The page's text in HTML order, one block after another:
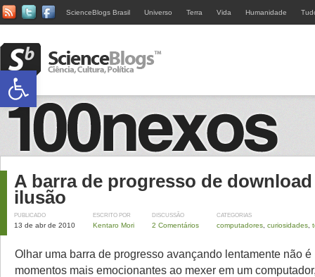
ScienceBlogs Brasil Universo Terra Vida Humanidade
A barra de progresso de download
ilusão
PUBLICADO
13 de abr de 2010
ESCRITO POR
Kentaro Mori
DISCUSSÃO
2 Comentários
CATEGORIAS
computadores curiosidades
Olhar uma barra de progresso avançando lentamente não é
momentos mais emocionantes ao mexer em um
Abrir a barra de ferramentas